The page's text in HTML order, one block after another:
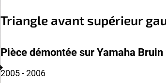
Triangle avant supérieur
Pièce démontée sur Yamaha
2005- 2006